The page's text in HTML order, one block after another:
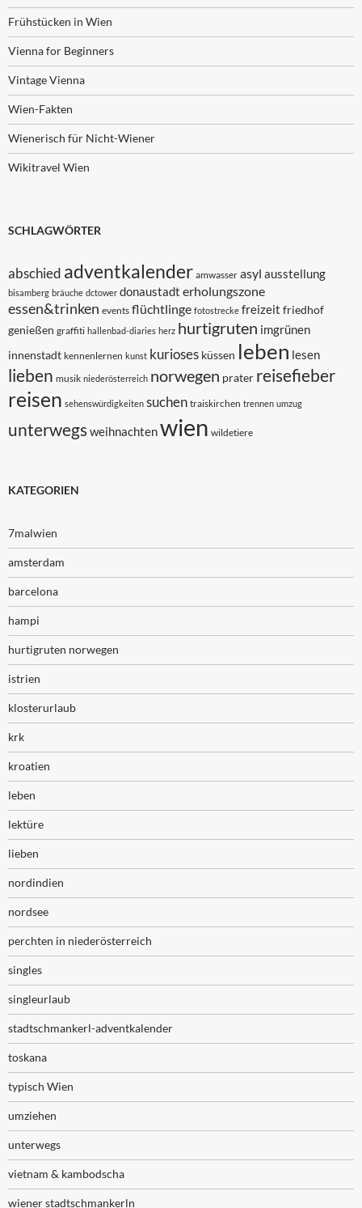
Frühstücken in Wien
Vienna for Beginners
Vintage Vienna
Wien-Fakten
Wienerisch für Nicht-Wiener
Wikitravel Wien
SCHLAGWÖRTER
abschied adventkalender amwasser asyl ausstellung
bisamberg bräuche dctower donaustadt erholungszone
essen&trinken events flüchtlinge fotostrecke freizeit friedhof
genießen graffiti hallenbad-diaries herz hurtigruten imgrünen
innenstadt kennenlernen kunst kurioses küssen leben lesen
lieben musik niederösterreich norwegen prater reisefieber
reisen sehenswürdigkeiten suchen traiskirchen trennen umzug
unterwegsweihnachtenwien wildetiere
KATEGORIEN
7malwien
amsterdam
barcelona
hampi
hurtigruten norwegen
istrien
klosterurlaub
krk
kroatien
leben
lektüre
lieben
nordindien
nordsee
perchten in niederösterreich
singles
singleurlaub
stadtschmankerl-adventkalender
toskana
typisch Wien
umziehen
unterwegs
vietnam & kambodscha
wiener stadtschmankerln